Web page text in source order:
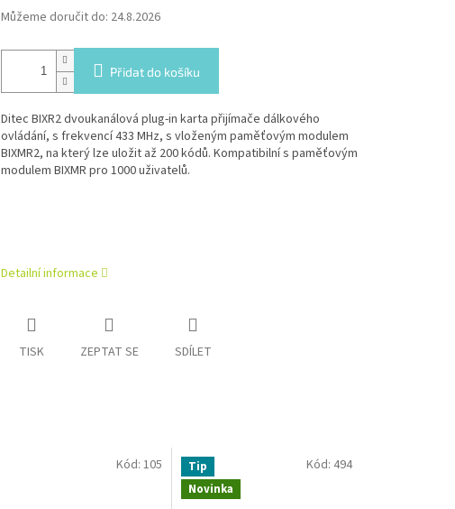
Můžeme doručit do: 24.8.2026
Přidat do košíku
Ditec BIXR2 dvoukanálová plug-in karta přijímače dálkového
ovládání, s frekvencí 433 MHz, s vloženým paměťovým modulem
BIXMR2, na který lze uložit až 200 kódů. Kompatibilní s paměťovým
modulem BIXMR pro 1000 uživatelů.
Detailní informace
TISK ZEPTAT SE SDÍLET
Kód:105
Tip
Novinka
Kód: 494